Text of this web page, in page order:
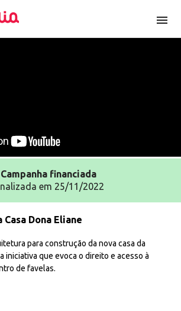
menu
Campanha financiada
em 25/11/2022
Casa Dona Eliane
para construção da nova casa da
iniciativa que evoca o direito e acesso à
de favelas.